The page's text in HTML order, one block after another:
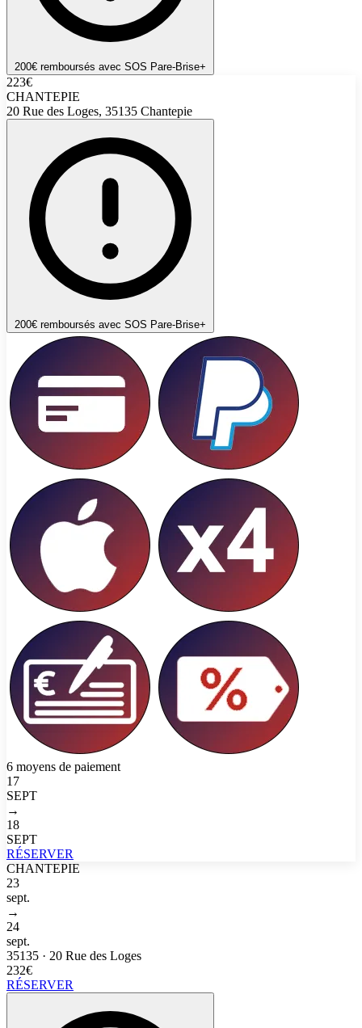
200€ remboursés avec SOS Pare-Brise+
223€
CHANTEPIE
20 Rue des Loges, 35135 Chantepie
200€ remboursés avec SOS Pare-Brise+
6 moyens de paiement
17
SEPT
→
18
SEPT
RÉSERVER
CHANTEPIE
23
sept.
→
24
sept.
35135 · 20 Rue des Loges
232€
RÉSERVER